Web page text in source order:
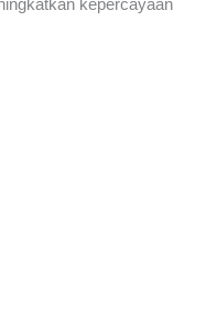
kepercayaan